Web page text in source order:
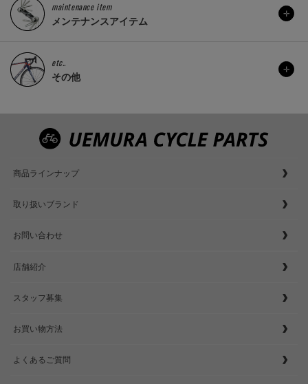
maintenance item
メンテナンスアイテム
etc..
その他
商品ラインナップ
取り扱いブランド
お問い合わせ
店舗紹介
スタッフ募集
お買い物方法
よくあるご質問